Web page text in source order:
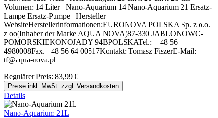
Volumen: 14 Liter Nano-Aquarium 14 Nano-Aquarium 21 Ersatz-
Lampe Ersatz-Pumpe Hersteller
WebsiteHerstellerinformationen:EURONOVA POLSKA Sp. z o.o.
z oo(Inhaber der Marke AQUA NOVA)87-330 JABLONOWO-
POMORSKIEKONOJADY 94BPOLSKATel.: + 48 56
4980008Fax. +48 56 64 00517Kontakt: Tomasz FiszerE-Mail:
tf@aqua-nova.pl
Regulärer Preis: 83,99 €
Preise inkl. MwSt. zzgl. Versandkosten
Details
Nano-Aquarium 21L